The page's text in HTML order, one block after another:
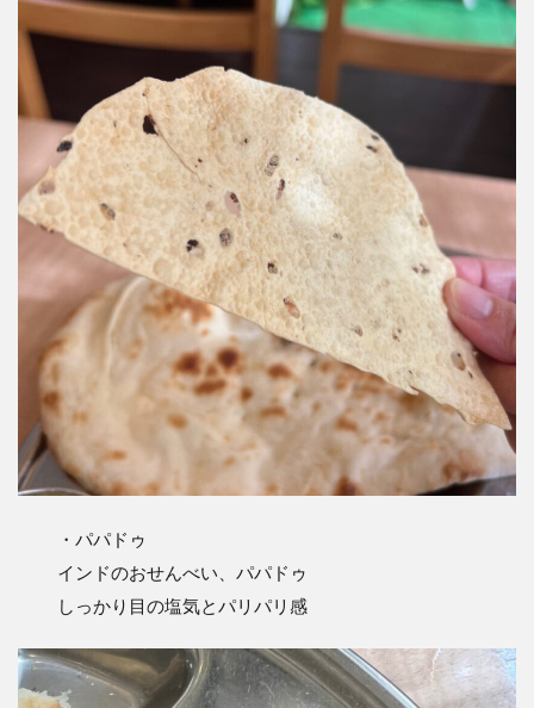
・パパドゥ
インドのおせんべい、パパドゥ
しっかり目の塩気とパリパリ感